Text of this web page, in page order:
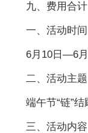
九、费用合计
一、活动时间
6月10日—6月
二、活动主题
端午节“链”
三、活动内容